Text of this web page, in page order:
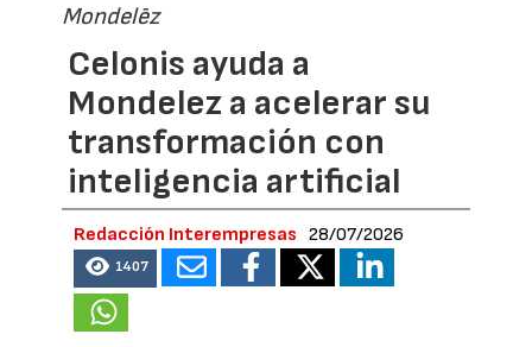
Mondelēz
Celonis ayuda a
Mondelez a acelerar su
transformación con
inteligencia artificial
Redacción Interempresas 28/07/2026
1407